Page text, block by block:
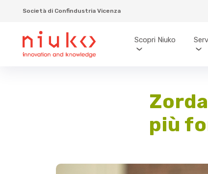
Società di Confindustria Vicenza
Scopri Niuko
più